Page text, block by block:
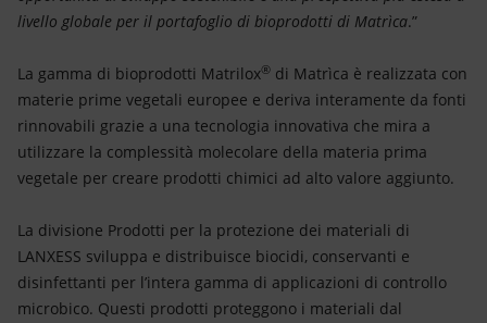
livello globale per il portafoglio di bioprodotti di Matrìca.”
La gamma di bioprodotti Matrilox® di Matrìca è realizzata con
materie prime vegetali europee e deriva interamente da fonti
rinnovabili grazie a una tecnologia innovativa che mira a
utilizzare la complessità molecolare della materia prima
vegetale per creare prodotti chimici ad alto valore aggiunto.
La divisione Prodotti per la protezione dei materiali di
LANXESS sviluppa e distribuisce biocidi, conservanti e
disinfettanti per l’intera gamma di applicazioni di controllo
microbico. Questi prodotti proteggono i materiali dal